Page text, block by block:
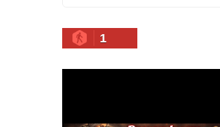
1